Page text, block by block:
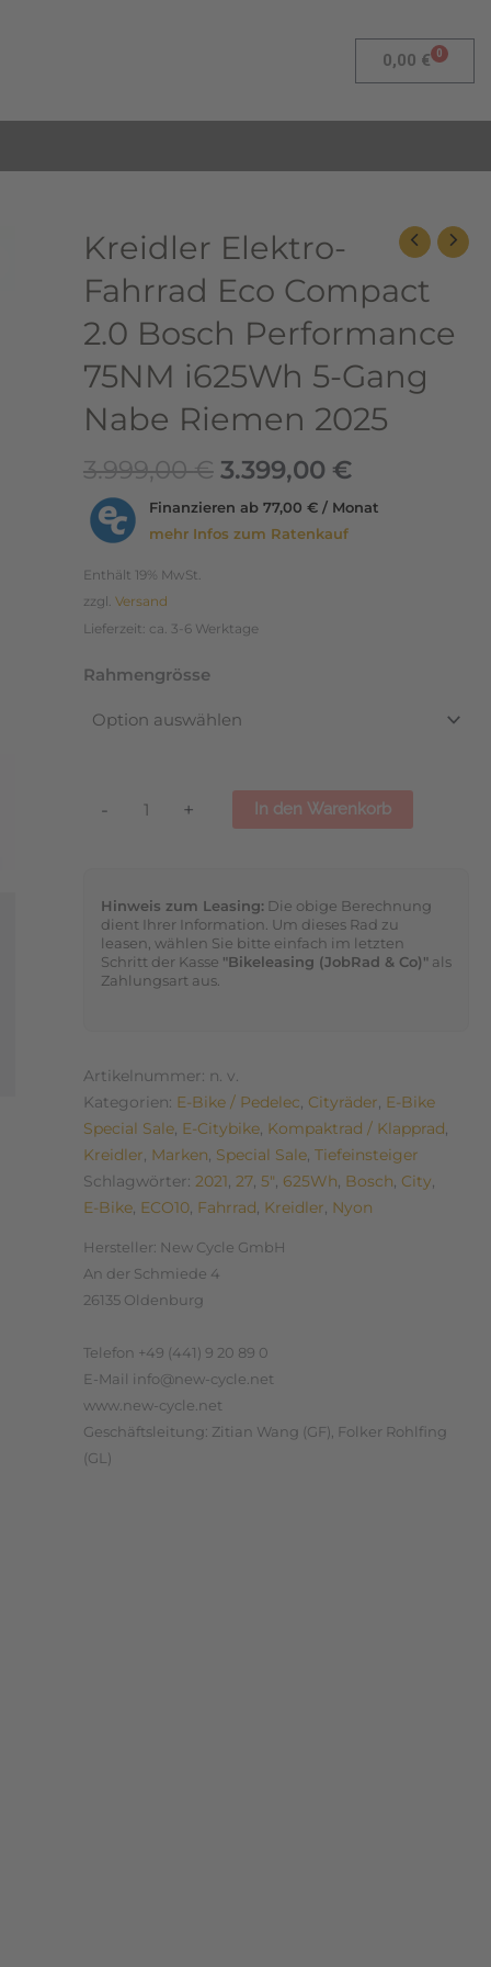
0,00 € 0
Kreidler Elektro-
Fahrrad Eco Compact
2.0 Bosch Performance
75NM i625Wh 5-Gang
Nabe Riemen 2025
3.999,00€
Ursprünglicher
Preis
war:
3.999,00 €
3.399,00 €
Aktueller
Preis
ist:
3.399,00 €.
Finanzieren ab 77,00 € / Monat
mehr Infos zum Ratenkauf
Enthält 19% MwSt.
zzgl. Versand
Lieferzeit: ca. 3-6 Werktage
Rahmengrösse
-
Kreidler
Elektro-
Fahrrad
Eco
Compact
2.0
Performance
i625Wh
5-
Gang
Riemen
2025
Menge
+ In den Warenkorb
Hinweis zum Leasing: Die obige Berechnung
dient Ihrer Information. Um dieses Rad zu
leasen, wählen Sie bitte einfach im letzten
Schritt der Kasse "Bikeleasing (JobRad & Co)"als
Zahlungsart aus.
Artikelnummer: n. v.
Kategorien: E-Bike / Pedelec, Cityräder, E-Bike
Special Sale, E-Citybike, Kompaktrad / Klapprad,
Kreidler, Marken, Special Sale, Tiefeinsteiger
Schlagwörter: 2021, 27, 5", 625Wh, Bosch, City,
E-Bike, ECO10, Fahrrad, Kreidler, Nyon
Hersteller: New Cycle GmbH
An der Schmiede 4
26135 Oldenburg
Telefon +49 (441) 9 20 89 0
E-Mail info@new-cycle.net
www.new-cycle.net
Geschäftsleitung: Zitian Wang (GF), Folker Rohlfing
(GL)